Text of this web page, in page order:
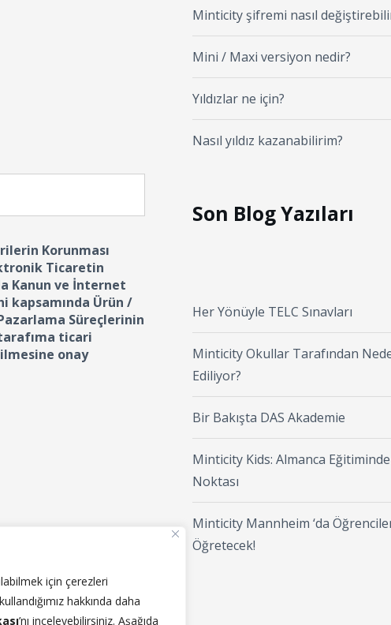
için çerezleri
hakkında daha
’nı inceleyebilirsiniz. Aşağıda
Korunması
Ticaretin
Kanun ve İnternet
kapsamında Ürün /
Süreçlerinin
ticari
onay
Formu
Minticity şifremi nasıl
Mini / Maxi versiyon nedir?
Yıldızlar ne için?
Nasıl yıldız kazanabilirim?
Son Blog Yazıları
Her Yönüyle TELC Sınavları
Minticity Okullar Tarafından
Ediliyor?
Bir Bakışta DAS Akademie
Minticity Kids: Almanca
Noktası
Minticity Mannheim ‘da
Öğretecek!